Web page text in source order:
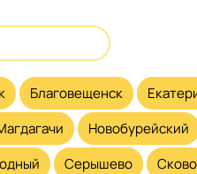
Благовещенск
Новобурейский
Серышево